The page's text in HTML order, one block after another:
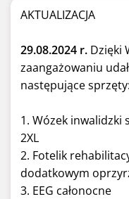
AKTUALIZACJA
29.08.2024 r. Dzięki
zaangażowaniu
następujące sprzęty:
1. Wózek inwalidzki
2XL
2. Fotelik
dodatkowym
3. EEG całonocne